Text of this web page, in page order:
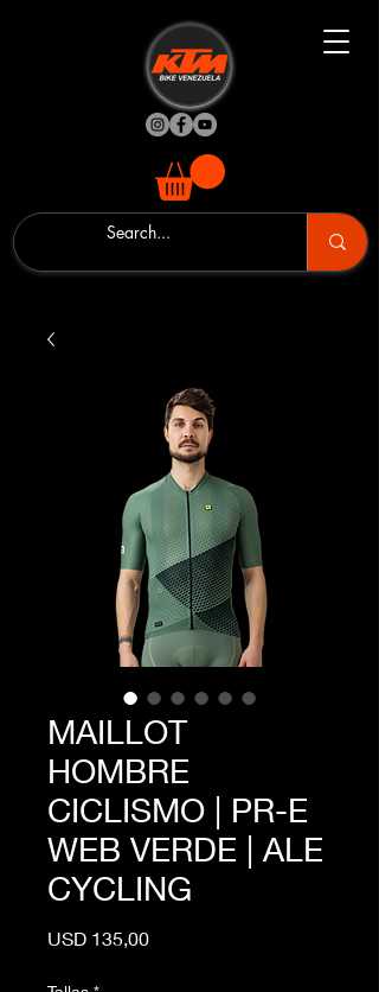
MAILLOT
HOMBRE
CICLISMO | PR-E
WEB VERDE | ALE
CYCLING
USD 135,00Precio